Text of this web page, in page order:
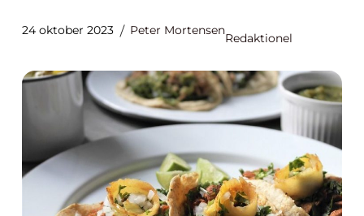
24 oktober 2023 Peter Mortensen
Redaktionel